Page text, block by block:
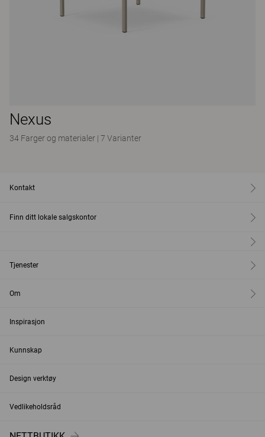
Nexus
34 Farger og materialer | 7 Varianter
Kontakt
Finn ditt lokale salgskontor
Tjenester
Om
Inspirasjon
Kunnskap
Design verktøy
Vedlikeholdsråd